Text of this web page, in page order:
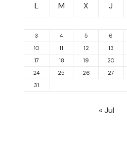
L
M X J
3
4 5 6
10
11 12 13
17
18 19 20
24
25 26 27
31
« Jul